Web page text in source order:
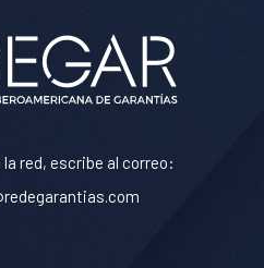
red, escribe al correo: